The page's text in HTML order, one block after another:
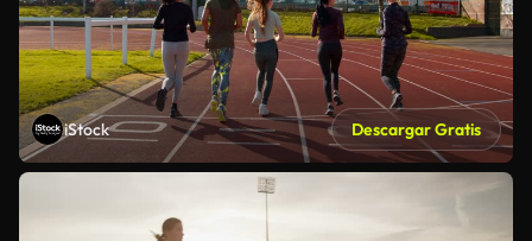
iStock Descargar Gratis